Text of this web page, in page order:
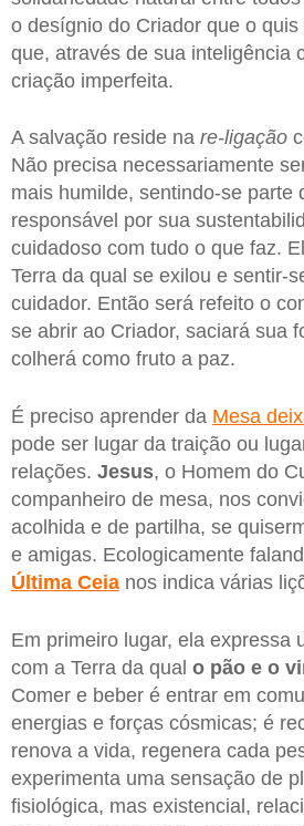
o desígnio do Criador que o quis
que, através de sua inteligência
criação imperfeita.
A salvação reside na re-ligação
Não precisa necessariamente
mais humilde, sentindo-se parte
responsável por sua
cuidadoso com tudo o que faz.
Terra da qual se exilou e sentir-
cuidador. Então será refeito o
se abrir ao Criador, saciará sua
colherá como fruto a paz.
É preciso aprender da Mesa
pode ser lugar da traição ou
relações. Jesus, o Homem do
companheiro de mesa, nos
acolhida e de partilha, se
e amigas. Ecologicamente
Última Ceia nos indica várias
Em primeiro lugar, ela expressa
com a Terra da qual o pão e o
Comer e beber é entrar em
energias e forças cósmicas; é
renova a vida, regenera cada
experimenta uma sensação de
fisiológica, mas existencial,